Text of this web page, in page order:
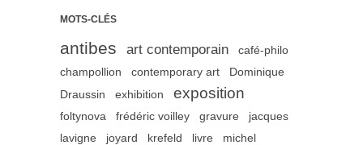
MOTS-CLÉS
antibes art contemporain
café-philo
champollion
contemporary art
Dominique
Draussin
exhibition exposition
foltynova frédéric voilley gravure
jacques
lavigne
joyard krefeld livre
michel